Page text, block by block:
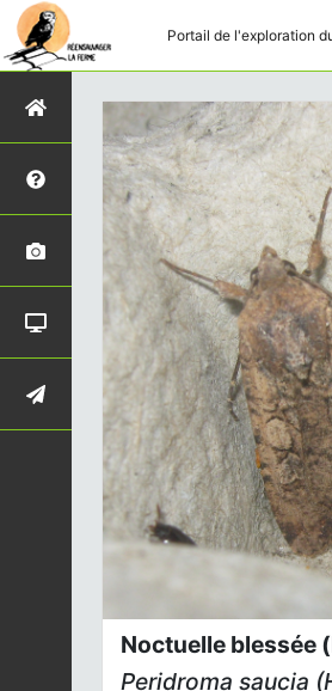
Portail de l'exploration
Noctuelle blessée
Peridroma saucia